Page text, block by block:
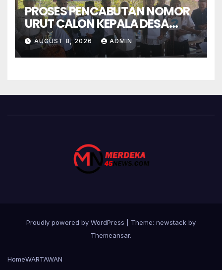
PROSES PENCABUTAN NOMOR
URUT CALON KEPALA DESA
GORONTALO BERNUANSA
KEKELUARGAAN
AUGUST 8, 2026 ADMIN
Proudly powered by WordPress
Theme: newstack by
Themeansar.
HomeWARTAWAN